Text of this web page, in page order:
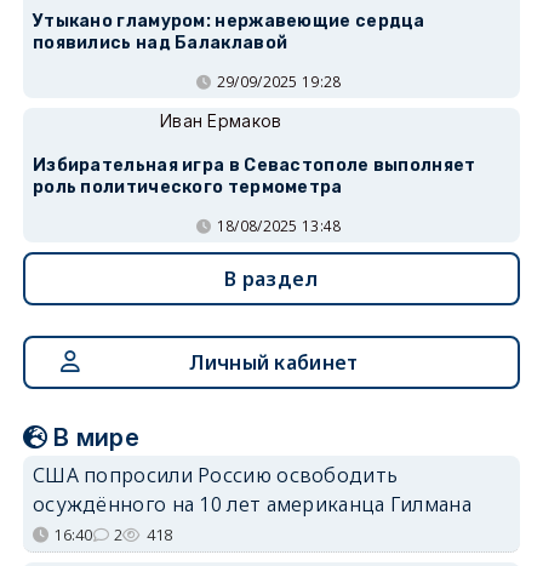
Утыкано гламуром: нержавеющие сердца
появились над Балаклавой
29/09/2025 19:28
Иван Ермаков
Избирательная игра в Севастополе выполняет
роль политического термометра
18/08/2025 13:48
В раздел
Личный кабинет
В мире
США попросили Россию освободить
осуждённого на 10 лет американца Гилмана
16:40 2 418